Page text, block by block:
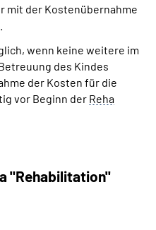
(DGS)
mit der Kostenübernahme
wenn keine weitere im
des Kindes
der Kosten für die
vor Beginn der Reha
"Rehabilitation"